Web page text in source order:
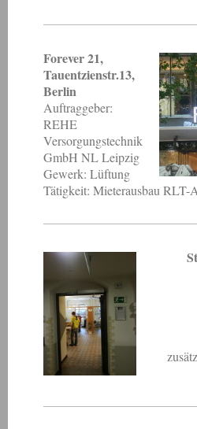
Forever 21,
Tauentzienstr.13,
Berlin
Auftraggeber:
REHE
Versorgungstechnik
GmbH NL Leipzig
Gewerk: Lüftung
Tätigkeit: Mieterausbau RLT-